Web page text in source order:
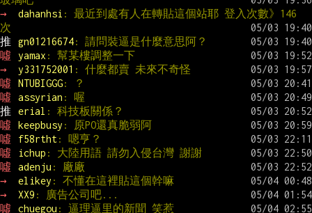
→
dahanhsi : 最近到處有人在轉貼這個站耶 登入次數》146
次
推
gn01216674: 請問裝逼是什麼意思阿？
噓
yamax : 幫某樓調整一下
→
y331752001 : 什麼都賣 未來不奇怪
噓
NTUBIGGG: ？
噓
assyrian : 喔
推
erial : 科技板關係？
噓
keepbusy : 原PO還真脆弱阿
噓
f58rtht: 嗯亨？
噓
ichup : 大陸用語 請勿入侵台灣 謝謝
噓
adenju : 廠廠
→
elikey : 不懂在這裡貼這個幹嘛
→
XX9 : 廣告公司吧...
噓
chuegou : 逼理逼里的新聞 笑惹